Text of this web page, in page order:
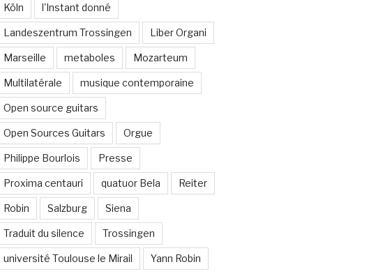
Köln l'Instant donné
Landeszentrum Trossingen Liber Organi
Marseille metaboles Mozarteum
Multilatérale musique contemporaine
Open source guitars
Open Sources Guitars Orgue
Philippe Bourlois Presse
Proxima centauri quatuor Bela Reiter
Robin Salzburg Siena
Traduit du silence Trossingen
université Toulouse le Mirail Yann Robin